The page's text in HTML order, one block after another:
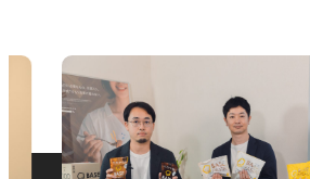
お問い合わせ